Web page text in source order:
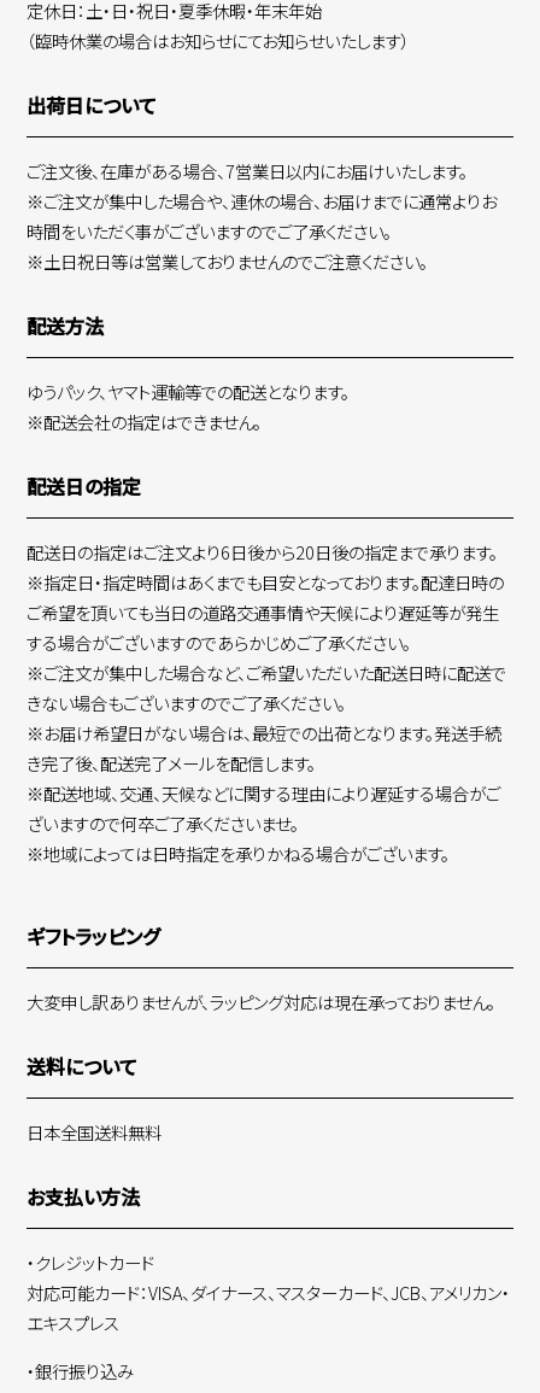
定休日：土・日・祝日・夏季休暇・年末年始
（臨時休業の場合はお知らせにてお知らせいたします）
出荷日について
ご注文後、在庫がある場合、7営業日以内にお届けいたします。
※ご注文が集中した場合や、連休の場合、お届けまでに通常よりお
時間をいただく事がございますのでご了承ください。
※土日祝日等は営業しておりませんのでご注意ください。
配送方法
ゆうパック、ヤマト運輸等での配送となります。
※配送会社の指定はできません。
配送日の指定
配送日の指定はご注文より6日後から20日後の指定まで承ります。
※指定日・指定時間はあくまでも目安となっております。配達日時の
ご希望を頂いても当日の道路交通事情や天候により遅延等が発生
する場合がございますのであらかじめご了承ください。
※ご注文が集中した場合など、ご希望いただいた配送日時に配送で
きない場合もございますのでご了承ください。
※お届け希望日がない場合は、最短での出荷となります。発送手続
き完了後、配送完了メールを配信します。
※配送地域、交通、天候などに関する理由により遅延する場合がご
ざいますので何卒ご了承くださいませ。
※地域によっては日時指定を承りかねる場合がございます。
ギフトラッピング
大変申し訳ありませんが、ラッピング対応は現在承っておりません。
送料について
日本全国送料無料
お支払い方法
・クレジットカード
対応可能カード：VISA、ダイナース、マスターカード、JCB、アメリカン・
エキスプレス
・銀行振り込み